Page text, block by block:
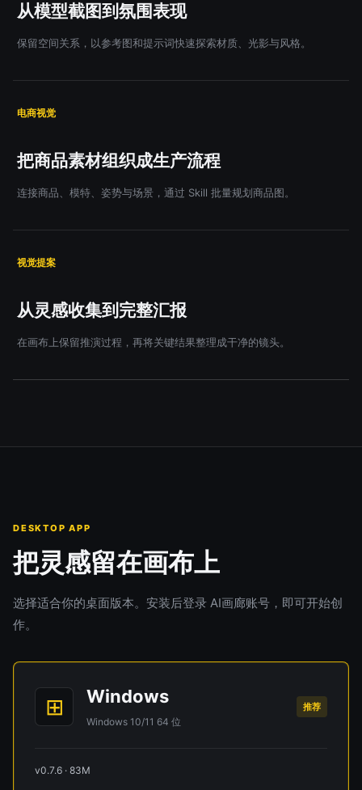
从模型截图到氛围表现
保留空间关系，以参考图和提示词快速探索材质、光影与风格。
电商视觉
把商品素材组织成生产流程
连接商品、模特、姿势与场景，通过 Skill 批量规划商品图。
视觉提案
从灵感收集到完整汇报
在画布上保留推演过程，再将关键结果整理成干净的镜头。
DESKTOP APP
把灵感留在画布上
选择适合你的桌面版本。安装后登录 AI画廊账号，即可开始创
作。
⊞ Windows
Windows 10/11 64 位
推荐
v0.7.6 · 83M